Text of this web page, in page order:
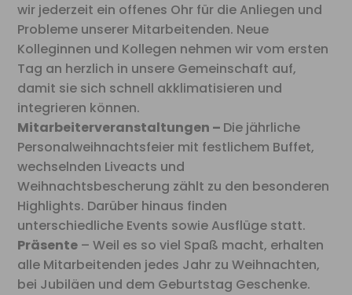
wir jederzeit ein offenes Ohr für die Anliegen und
Probleme unserer Mitarbeitenden. Neue
Kolleginnen und Kollegen nehmen wir vom ersten
Tag an herzlich in unsere Gemeinschaft auf,
damit sie sich schnell akklimatisieren und
integrieren können.
Mitarbeiterveranstaltungen – Die jährliche
Personalweihnachtsfeier mit festlichem Buffet,
wechselnden Liveacts und
Weihnachtsbescherung zählt zu den besonderen
Highlights. Darüber hinaus finden
unterschiedliche Events sowie Ausflüge statt.
Präsente – Weil es so viel Spaß macht, erhalten
alle Mitarbeitenden jedes Jahr zu Weihnachten,
bei Jubiläen und dem Geburtstag Geschenke.